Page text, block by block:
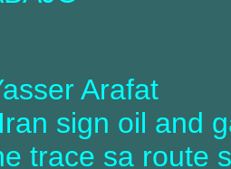
Arafat
sign oil and
trace sa route